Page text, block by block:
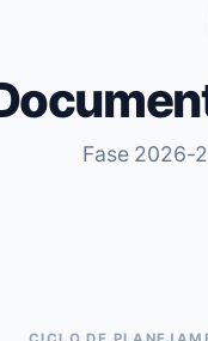
Fase 2026-